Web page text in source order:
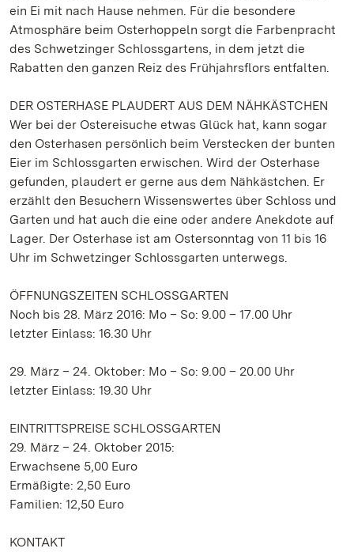
ein Ei mit nach Hause nehmen. Für die besondere
Atmosphäre beim Osterhoppeln sorgt die Farbenpracht
des Schwetzinger Schlossgartens, in dem jetzt die
Rabatten den ganzen Reiz des Frühjahrsflors entfalten.
DER OSTERHASE PLAUDERT AUS DEM NÄHKÄSTCHEN
Wer bei der Ostereisuche etwas Glück hat, kann sogar
den Osterhasen persönlich beim Verstecken der bunten
Eier im Schlossgarten erwischen. Wird der Osterhase
gefunden, plaudert er gerne aus dem Nähkästchen. Er
erzählt den Besuchern Wissenswertes über Schloss und
Garten und hat auch die eine oder andere Anekdote auf
Lager. Der Osterhase ist am Ostersonntag von 11 bis 16
Uhr im Schwetzinger Schlossgarten unterwegs.
ÖFFNUNGSZEITEN SCHLOSSGARTEN
Noch bis 28. März 2016: Mo – So: 9.00 – 17.00 Uhr
letzter Einlass: 16.30 Uhr
29. März – 24. Oktober: Mo – So: 9.00 – 20.00 Uhr
letzter Einlass: 19.30 Uhr
EINTRITTSPREISE SCHLOSSGARTEN
29. März – 24. Oktober 2015:
Erwachsene 5,00 Euro
Ermäßigte: 2,50 Euro
Familien: 12,50 Euro
KONTAKT